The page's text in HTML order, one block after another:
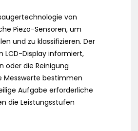
von
Piezo-Sensoren, um
und zu klassifizieren. Der
LCD-Display informiert,
oder die Reinigung
Messwerte bestimmen
Aufgabe erforderliche
die Leistungsstufen